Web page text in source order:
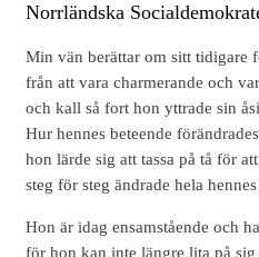
Norrländska
Min vän berättar om sitt tidigare
från att vara charmerande och
och kall så fort hon yttrade sin
Hur hennes beteende
hon lärde sig att tassa på tå för
steg för steg ändrade hela
Hon är idag ensamstående och
för hon kan inte längre lita på